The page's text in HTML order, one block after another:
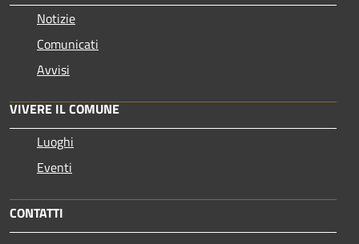
Notizie
Comunicati
Avvisi
VIVERE IL COMUNE
Luoghi
Eventi
CONTATTI